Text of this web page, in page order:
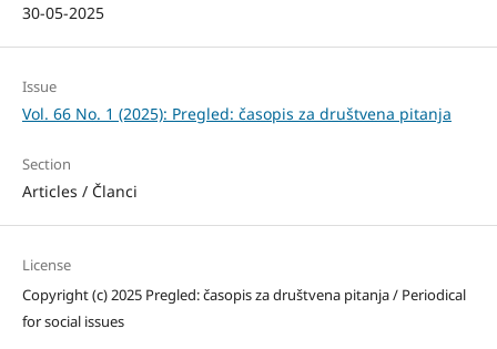
30-05-2025
Issue
Vol. 66 No. 1 (2025): Pregled: časopis za društvena pitanja
Section
Articles / Članci
License
Copyright (c) 2025 Pregled: časopis za društvena pitanja / Periodical
for social issues